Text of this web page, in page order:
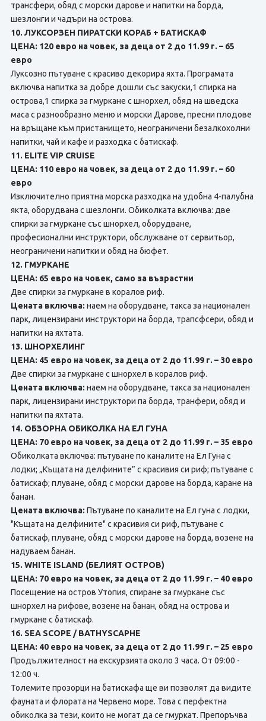
трансфери, обяд с морски дарове и напитки на борда,
шезлонги и чадъри на острова.
10. ЛУКСОРЗЕН ПИРАТСКИ КОРАБ + БАТИСКАФ
ЦЕНА: 120 евро на човек, за деца от 2 до 11.99 г. – 65
евро
Луксозно пътуване с красиво декорира яхта. Програмата
включва напитка за добре дошли със закуски,1 спирка на
острова,1 спирка за гмуркане с шнорхел, обяд на шведска
маса с разнообразно меню и морски Дарове, пресни плодове
на връщане към пристанището, неограничени безалкохолни
напитки, чай и кафе и разходка с батискаф.
11. ELITE VIP CRUISE
ЦЕНА: 110 евро на човек, за деца от 2 до 11.99 г. – 60
евро
Изключително приятна морска разходка на удобна 4-палубна
якта, оборудвана с шезлонги. Обиколката включва: две
спирки за гмуркане със шнорхел, оборудване,
професионални инструктори, обслужване от сервитьор,
неограничени напитки и обяд на бюфет.
12. ГМУРКАНЕ
ЦЕНА: 65 евро на човек, само за възрастни
Две спирки за гмуркане в коралов риф.
Цената включва: наем на оборудване, такса за национален
парк, лицензирани инструктори на борда, трапсфсери, обяд и
напитки на яхтата.
13. ШНОРХЕЛИНГ
ЦЕНА: 45 евро на човек, за деца от 2 до 11.99 г. – 30 евро
Две спирки за гмуркане с шнорхел в коралов риф.
Цената включва: наем на оборудване, такса за национален
парк, лицензирани инструктори па борда, транфери, обяд и
напитки па яхтата.
14. ОБЗОРНА ОБИКОЛКА НА ЕЛ ГУНА
ЦЕНА: 70 евро на човек, за деца от 2 до 11.99 г. – 35 евро
Обиколката включва: пътуване по каналите на Ел Гуна с
лодки; „Къщата на делфините” с красивия си риф; пътуване с
батискаф; плуване, обяд с морски дарове нa борда, каране на
банан.
Цената включва: Пътуване по каналите на Ел гуна с лодки,
"Къщата на делфините" с красивия си риф, пътуване с
батискаф, плуване, обяд с морски дарове на борда, возене на
надуваем банан.
15. WHITE ISLAND (БЕЛИЯТ ОСТРОВ)
ЦЕНА: 70 евро на човек, за деца от 2 до 11.99 г. – 40 евро
Посещение на остров Утопия, спиране за гмуркане със
шнорхел на рифове, возене на банан, обяд нa острова и
гмуркане с батискаф.
16. SEA SCOPE / BATHYSCAPHE
ЦЕНА: 40 евро на човек, за деца от 2 до 11.99 г. – 25 евро
Продължителност на екскурзията около 3 часа. От 09:00 -
12:00 ч.
Толемите прозорци на батискафа ще ви позволят да видите
фауната и флората на Червено море. Това с перфектна
обиколка за тези, които не могат да се гмуркат. Препоръчва